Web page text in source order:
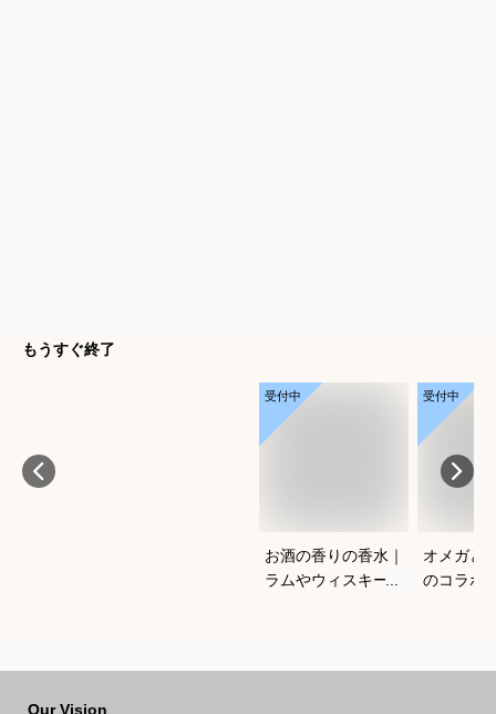
もうすぐ終了
受付中
お酒の香りの香水｜
ラムやウィスキーな
受付中
オメガと
のコラボ
Our Vision